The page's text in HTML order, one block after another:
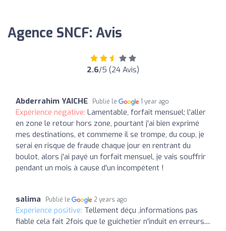
Agence SNCF: Avis
2.6/5 (24 Avis)
Abderrahim YAICHE Publié le 1 year ago
Expérience négative: Lamentable, forfait mensuel; l'aller
en zone le retour hors zone, pourtant j'ai bien exprimé
mes destinations, et commeme il se trompe, du coup, je
serai en risque de fraude chaque jour en rentrant du
boulot, alors j'ai payé un forfait mensuel, je vais souffrir
pendant un mois à cause d'un incompétent !
salima Publié le 2 years ago
Expérience positive: Tellement déçu ,informations pas
fiable cela fait 2fois que le guichetier n'induit en erreurs....